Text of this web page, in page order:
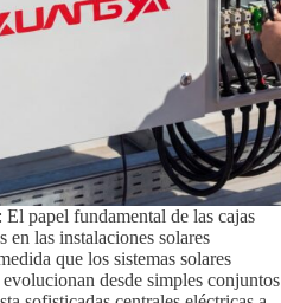
papel fundamental de las cajas
en las instalaciones solares
que los sistemas solares
desde simples conjuntos